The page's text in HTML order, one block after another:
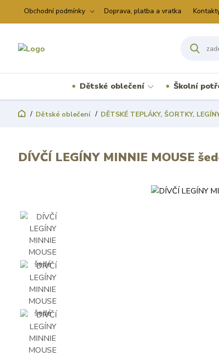
Obchodní podmínky Doprava, platba a vratka
Dětské oblečení Školní
Dětské oblečení DĚTSKÉ TEPLÁKY, ŠORTKY,
DÍVČÍ LEGÍNY MINNIE MOUSE